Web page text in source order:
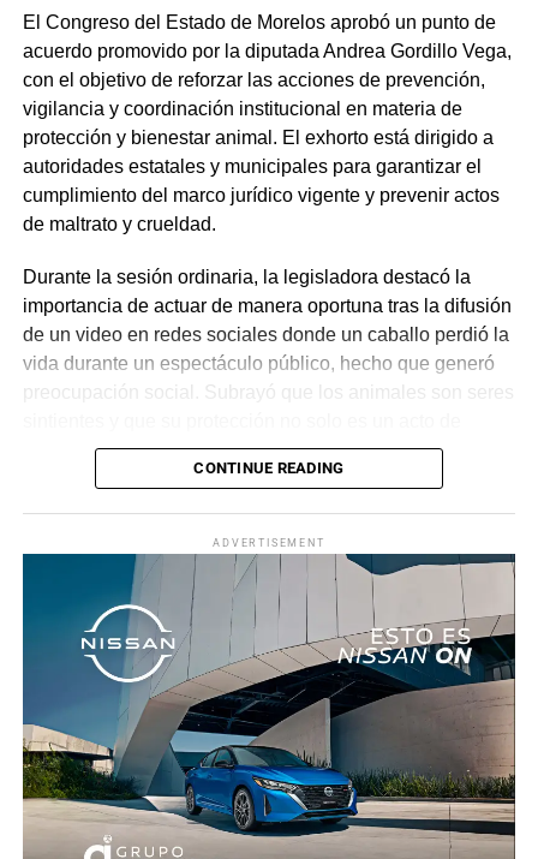
El Congreso del Estado de Morelos aprobó un punto de
acuerdo promovido por la diputada Andrea Gordillo Vega,
con el objetivo de reforzar las acciones de prevención,
vigilancia y coordinación institucional en materia de
protección y bienestar animal. El exhorto está dirigido a
autoridades estatales y municipales para garantizar el
cumplimiento del marco jurídico vigente y prevenir actos
de maltrato y crueldad.
Durante la sesión ordinaria, la legisladora destacó la
importancia de actuar de manera oportuna tras la difusión
de un video en redes sociales donde un caballo perdió la
vida durante un espectáculo público, hecho que generó
preocupación social. Subrayó que los animales son seres
sensibilidad, sino una obligación constitucional, por lo
que llamó a las instituciones a ejercer sus facultades con
El acuerdo exhorta a dependencias como la Secretaría
de Desarrollo Sustentable, la Procuraduría de Protección
al Ambiente, la Fiscalía General del Estado y los
municipios, en particular al Ayuntamiento de Jojutla, a
reforzar la supervisión en eventos con animales e
investigar posibles irregularidades. Asimismo, contó con
el respaldo de diversas y diversos legisladores, quienes
coincidieron en que es necesario fortalecer la aplicación
de la ley para evitar que se repitan este tipo de hechos.
CONTINUE READING
ADVERTISEMENT